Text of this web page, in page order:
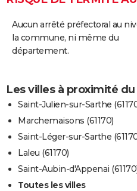
Aucun arrêté préfectoral au
la commune, ni même du
département.
Les villes à proximité
Saint-Julien-sur-Sarthe
Marchemaisons (61170)
Saint-Léger-sur-Sarthe
Laleu (61170)
Saint-Aubin-d'Appenai
Toutes les villes